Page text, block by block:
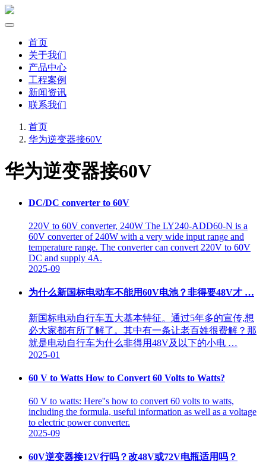
首页
关于我们
产品中心
工程案例
新闻资讯
联系我们
首页
华为逆变器接60V
华为逆变器接60V
DC/DC converter to 60V
220V to 60V converter, 240W The LY240-ADD60-N is a
60V converter of 240W with a very wide input range and
temperature range. The converter can convert 220V to 60V
DC and supply 4A.
2025-09
为什么新国标电动车不能用60V电池？非得要48V才 …
新国标电动自行车五大基本特征。通过5年多的宣传,想
必大家都有所了解了。其中有一条让老百姓很费解？那
就是电动自行车为什么非得用48V及以下的小电 …
2025-01
60 V to Watts How to Convert 60 Volts to Watts?
60 V to watts: Here''s how to convert 60 volts to watts,
including the formula, useful information as well as a voltage
to electric power converter.
2025-09
60V逆变器接12V行吗？改48V或72V电瓶适用吗？